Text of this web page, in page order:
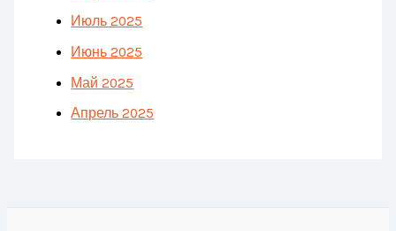
Июль 2025
Июнь 2025
Май 2025
Апрель 2025